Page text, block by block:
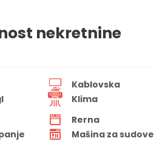
nekretnine
Kablovska
Klima
Rerna
Mašina za sudove